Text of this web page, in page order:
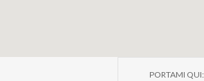
PORTAMI QUI: